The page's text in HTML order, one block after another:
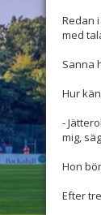
Redan
med
Sanna
Hur
-
mig,
Hon
Efter